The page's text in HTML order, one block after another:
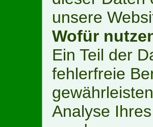
unsere
Wofür
Ein Teil der
fehlerfreie
Analyse